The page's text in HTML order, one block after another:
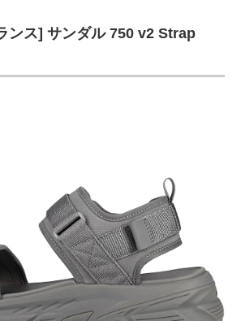
ンス] サンダル 750 v2 Strap